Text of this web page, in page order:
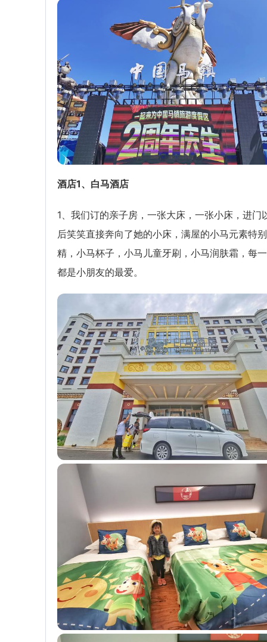
酒店1、白马酒店
1、我们订的亲子房，一张大床，一张小床，进门
后笑笑直接奔向了她的小床，满屋的小马元素特
精，小马杯子，小马儿童牙刷，小马润肤霜，每
都是小朋友的最爱。